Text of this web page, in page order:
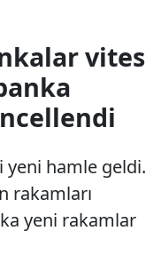
vites
yeni hamle geldi.
rakamları
yeni rakamlar